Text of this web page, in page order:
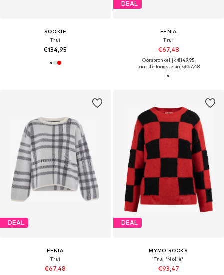
SOOKIE
Trui
€134,95
DEAL
FENIA
Trui
€67,48
Oorspronkelijk: €149,95
Laatste laagste prijs:€67,48
DEAL
FENIA
Trui
€67,48
DEAL
MYMO ROCKS
Trui 'Nolie'
€93,47